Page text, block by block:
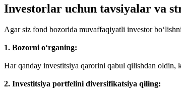
Investorlar uchun tavsiyalar va
Agar siz fond bozorida muvaffaqiyatli investor
1. Bozorni o‘rganing:
Har qanday investitsiya qarorini qabul qilishdan
2. Investitsiya portfelini diversifikatsiya qiling: